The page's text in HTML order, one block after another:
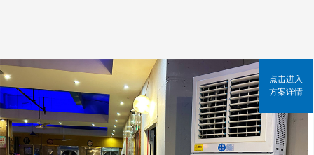
点击进入
方案详情